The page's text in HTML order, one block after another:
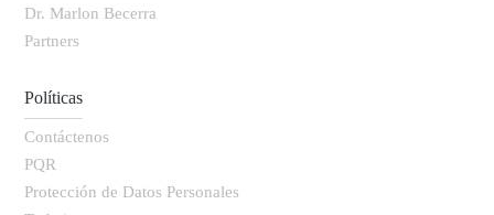
Dr. Marlon Becerra
Partners
Políticas
Contáctenos
PQR
Protección de Datos Personales